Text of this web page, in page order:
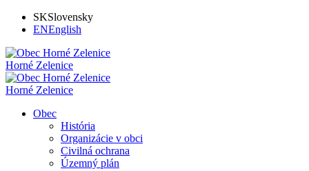
SKSlovensky
ENEnglish
Horné Zelenice
Horné Zelenice
Obec
História
Organizácie v obci
Civilná ochrana
Územný plán